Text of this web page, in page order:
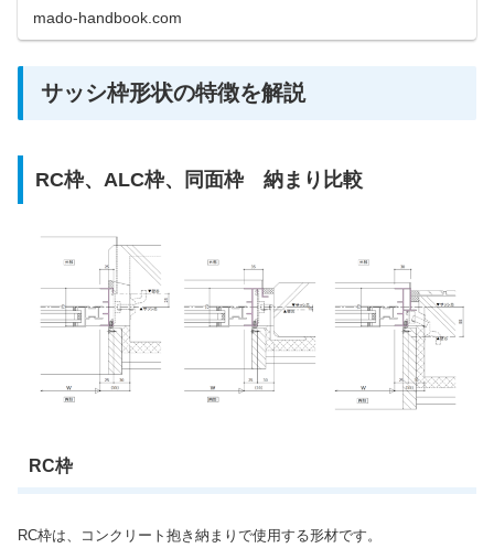
mado-handbook.com
サッシ枠形状の特徴を解説
RC枠、ALC枠、同面枠 納まり比較
RC枠
RC枠は、コンクリート抱き納まりで使用する形材です。